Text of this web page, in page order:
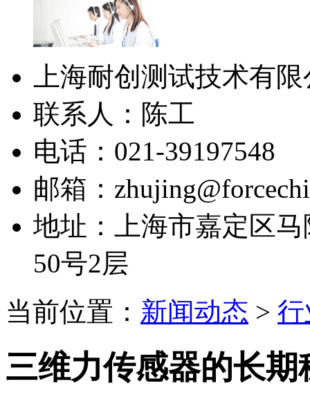
上海耐创测试技术有
联系人：陈工
电话：021-39197548
邮箱：
地址：上海市嘉定区
50号2层
当前位置： 新闻动态 >
三维力传感器的长期